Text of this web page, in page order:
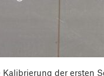
der ersten